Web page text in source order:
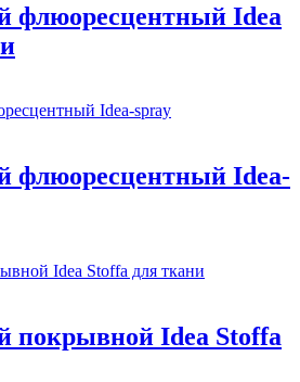
флюоресцентный Idea
флюоресцентный Idea-
покрывной Idea Stoffa